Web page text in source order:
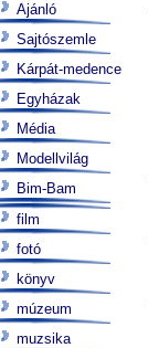
Ajánló
Sajtószemle
Kárpát-medence
Egyházak
Média
Modellvilág
Bim-Bam
film
fotó
könyv
múzeum
muzsika